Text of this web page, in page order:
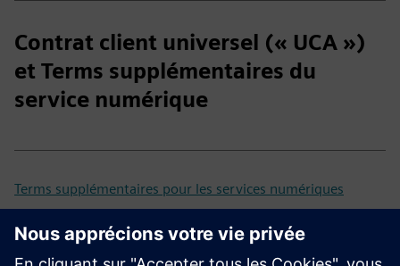
Contrat client universel (« UCA »)
et Terms supplémentaires du
service numérique
Terms supplémentaires pour les services numériques
Contrat client universel (UCA)